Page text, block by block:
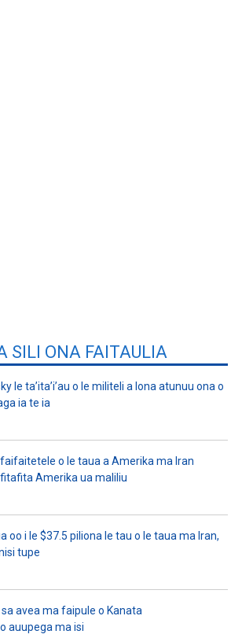
SILI ONA FAITAULIA
le ta’ita’i’au o le militeli a lona atunuu ona o
ia te ia
o le taua a Amerika ma Iran
Amerika ua maliliu
oo i le $37.5 piliona le tau o le taua ma Iran,
tupe
avea ma faipule o Kanata
auupega ma isi